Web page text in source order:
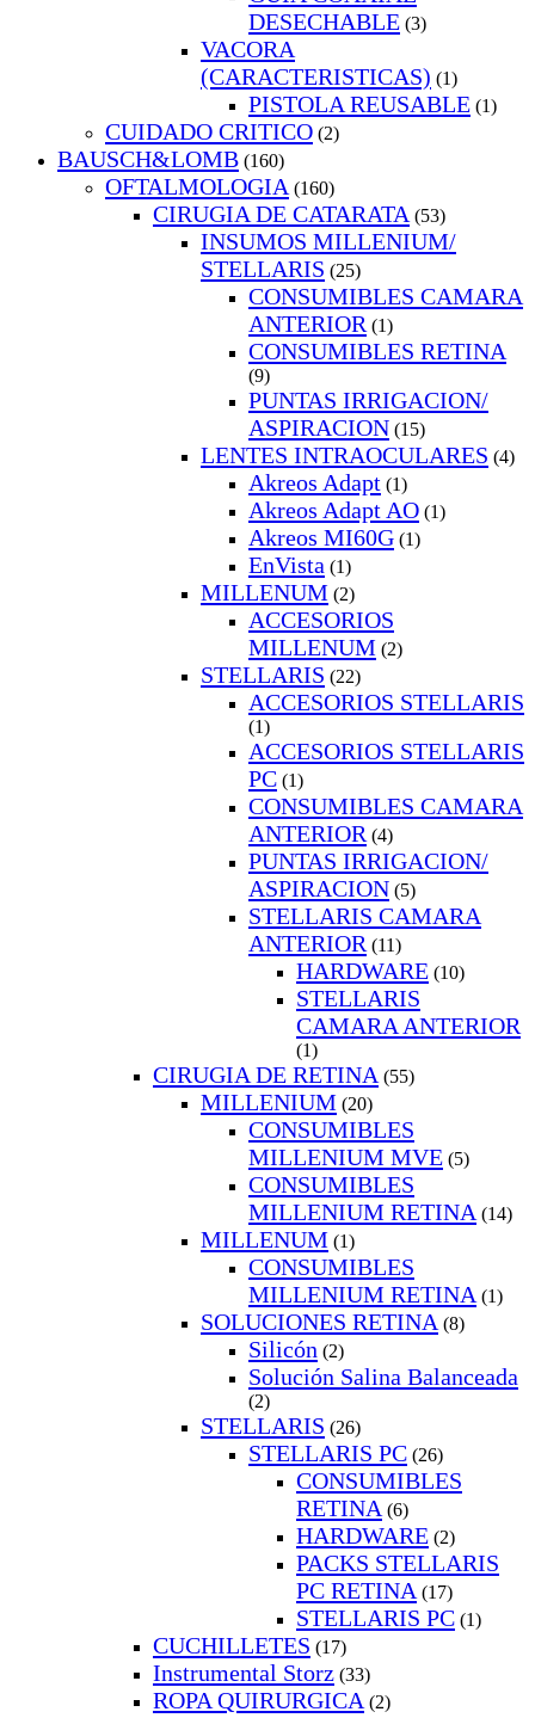
DESECHABLE (3)
VACORA
(CARACTERISTICAS) (1)
PISTOLA REUSABLE (1)
CUIDADO CRITICO (2)
BAUSCH&LOMB (160)
OFTALMOLOGIA (160)
CIRUGIA DE CATARATA (53)
INSUMOS MILLENIUM/
STELLARIS (25)
CONSUMIBLES CAMARA
ANTERIOR (1)
CONSUMIBLES RETINA
(9)
PUNTAS IRRIGACION/
ASPIRACION (15)
LENTES INTRAOCULARES (4)
Akreos Adapt (1)
Akreos Adapt AO (1)
Akreos MI60G (1)
EnVista (1)
MILLENUM (2)
ACCESORIOS
MILLENUM (2)
STELLARIS (22)
ACCESORIOS STELLARIS
(1)
ACCESORIOS STELLARIS
PC (1)
CONSUMIBLES CAMARA
ANTERIOR (4)
PUNTAS IRRIGACION/
ASPIRACION (5)
STELLARIS CAMARA
ANTERIOR (11)
HARDWARE (10)
STELLARIS
CAMARA ANTERIOR
(1)
CIRUGIA DE RETINA (55)
MILLENIUM (20)
CONSUMIBLES
MILLENIUM MVE (5)
CONSUMIBLES
MILLENIUM RETINA (14)
MILLENUM (1)
CONSUMIBLES
MILLENIUM RETINA (1)
SOLUCIONES RETINA (8)
Silicón (2)
Solución Salina Balanceada
(2)
STELLARIS (26)
STELLARIS PC (26)
CONSUMIBLES
RETINA (6)
HARDWARE (2)
PACKS STELLARIS
PC RETINA (17)
STELLARIS PC (1)
CUCHILLETES (17)
Instrumental Storz (33)
ROPA QUIRURGICA (2)